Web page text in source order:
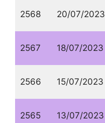
2568 20/07/2023
2567 18/07/2023
2566 15/07/2023
2565 13/07/2023